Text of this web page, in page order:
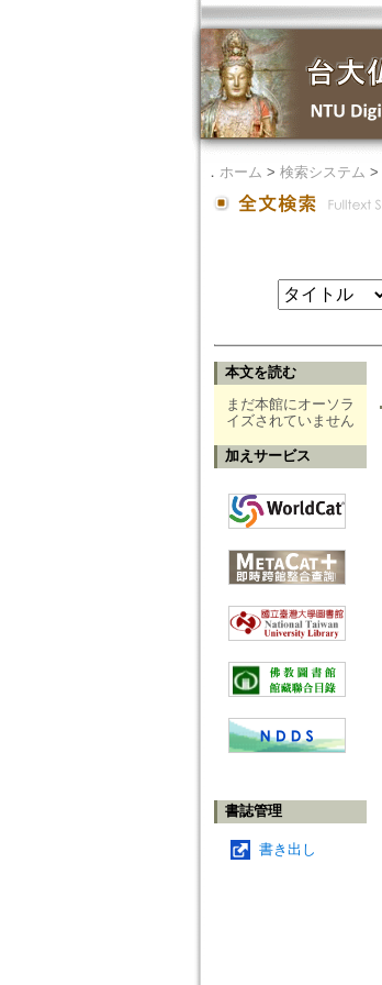
． ホーム > 検索システム >
本文を読む
まだ本館にオーソラ
イズされていません
加えサービス
書誌管理
書き出し